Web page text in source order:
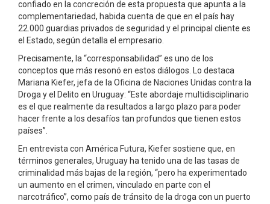
confiado en la concreción de esta propuesta que apunta a la
complementariedad, habida cuenta de que en el país hay
22.000 guardias privados de seguridad y el principal cliente es
el Estado, según detalla el empresario.
Precisamente, la “corresponsabilidad” es uno de los
conceptos que más resonó en estos diálogos. Lo destaca
Mariana Kiefer, jefa de la Oficina de Naciones Unidas contra la
Droga y el Delito en Uruguay: “Este abordaje multidisciplinario
es el que realmente da resultados a largo plazo para poder
hacer frente a los desafíos tan profundos que tienen estos
países”.
En entrevista con América Futura, Kiefer sostiene que, en
términos generales, Uruguay ha tenido una de las tasas de
criminalidad más bajas de la región, “pero ha experimentado
un aumento en el crimen, vinculado en parte con el
narcotráfico”, como país de tránsito de la droga con un puerto